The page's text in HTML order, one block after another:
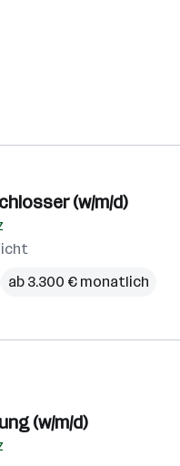
(w/m/d)
ab 3.300 € monatlich
(w/m/d)